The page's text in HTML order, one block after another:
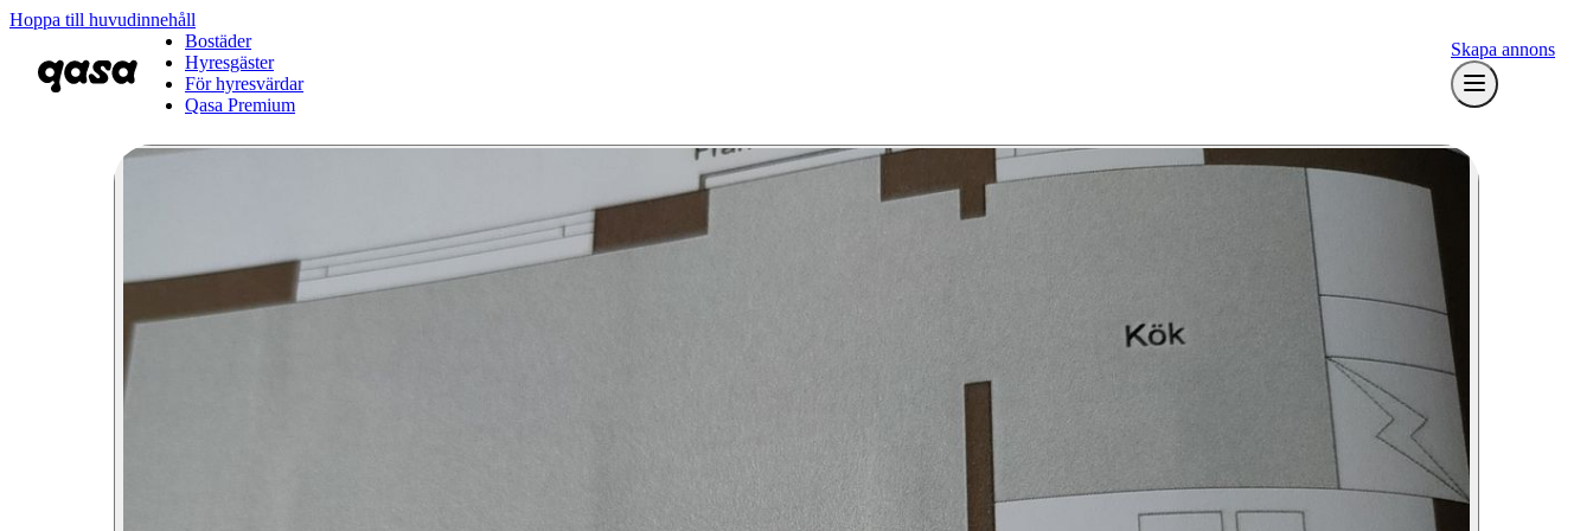
Hoppa till huvudinnehåll
Bostäder
Hyresgäster
För hyresvärdar
Qasa Premium
Skapa annons